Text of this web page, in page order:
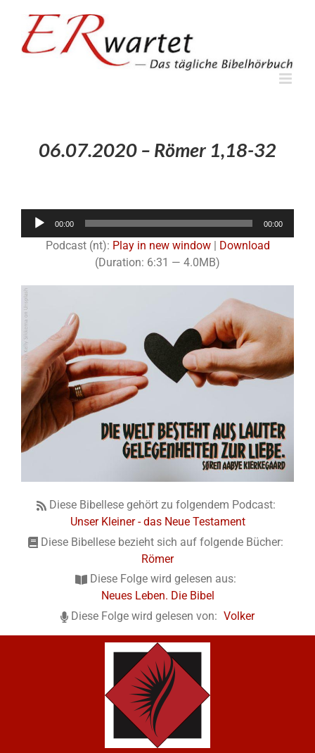
springen
06.07.2020 – Römer 1,18-32
00:00 00:00
Podcast (nt): Play in new window| Download
(Duration: 6:31 — 4.0MB)
Diese Bibellese gehört zu folgendem Podcast:
Unser Kleiner - das Neue Testament
Diese Bibellese bezieht sich auf folgende Bücher:
Römer
Diese Folge wird gelesen aus:
Neues Leben. Die Bibel
Diese Folge wird gelesen von: Volker